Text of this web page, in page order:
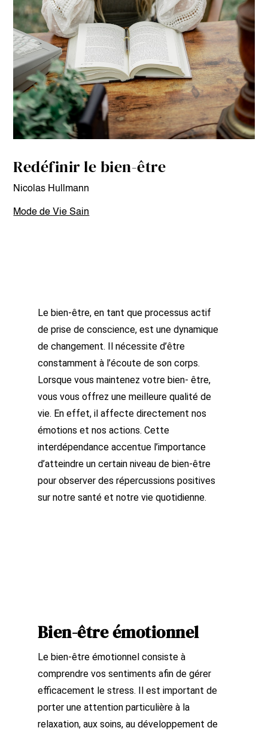
Redéfinir le bien-être
Nicolas Hullmann
Mode de Vie Sain
Le bien-être, en tant que processus actif
de prise de conscience, est une dynamique
de changement. Il nécessite d’être
constamment à l’écoute de son corps.
Lorsque vous maintenez votre bien- être,
vous vous offrez une meilleure qualité de
vie. En effet, il affecte directement nos
émotions et nos actions. Cette
interdépendance accentue l’importance
d’atteindre un certain niveau de bien-être
pour observer des répercussions positives
sur notre santé et notre vie quotidienne.
Bien-être émotionnel
Le bien-être émotionnel consiste à
comprendre vos sentiments afin de gérer
efficacement le stress. Il est important de
porter une attention particulière à la
relaxation, aux soins, au développement de